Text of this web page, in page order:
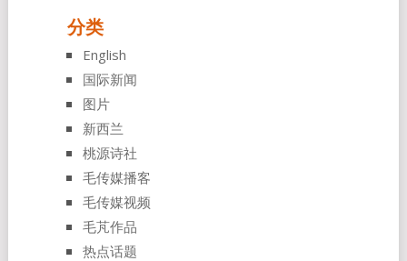
分类
English
国际新闻
图片
新西兰
桃源诗社
毛传媒播客
毛传媒视频
毛芃作品
热点话题